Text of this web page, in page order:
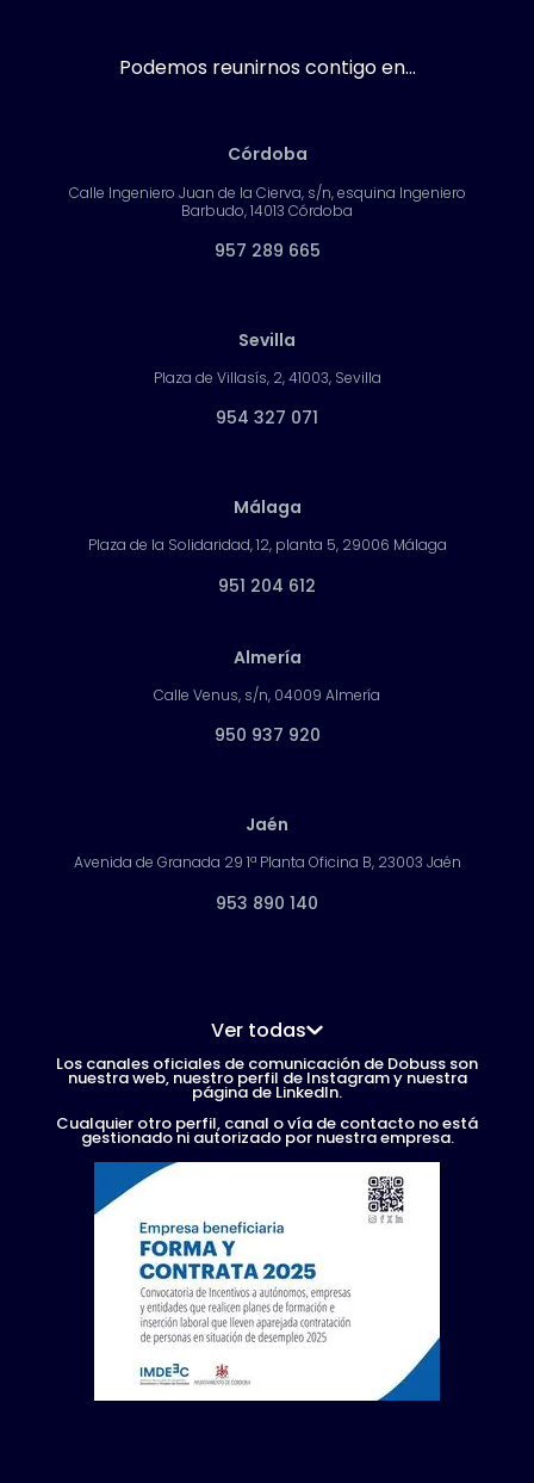
Podemos reunirnos contigo en...
Córdoba
Calle Ingeniero Juan de la Cierva, s/n, esquina Ingeniero
Barbudo, 14013 Córdoba
957 289 665
Sevilla
Plaza de Villasís, 2, 41003, Sevilla
954 327 071
Málaga
Plaza de la Solidaridad, 12, planta 5, 29006 Málaga
951 204 612
Almería
Calle Venus, s/n, 04009 Almería
950 937 920
Jaén
Avenida de Granada 29 1ª Planta Oficina B, 23003 Jaén
953 890 140
Ver todas
Los canales oficiales de comunicación de Dobuss son
nuestra web, nuestro perfil de Instagram y nuestra
página de LinkedIn.
Cualquier otro perfil, canal o vía de contacto no está
gestionado ni autorizado por nuestra empresa.